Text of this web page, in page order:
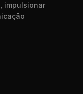
impulsionar